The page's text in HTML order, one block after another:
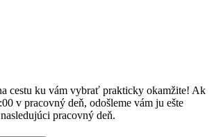
cestu ku vám vybrať prakticky okamžite! Ak
v pracovný deň, odošleme vám ju ešte
pracovný deň.